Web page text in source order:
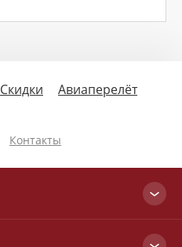
Скидки
Авиаперелёт
Контакты